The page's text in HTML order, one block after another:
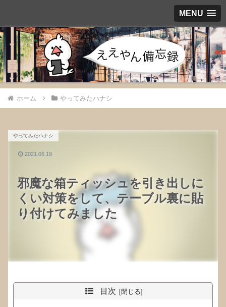
MENU
ホーム やってみたハナシ
邪魔な箱ティッシュを引き出しに
くい対策をして、テーブル裏に貼
り付けてみました
やってみたハナシ
2021.06.19
目次